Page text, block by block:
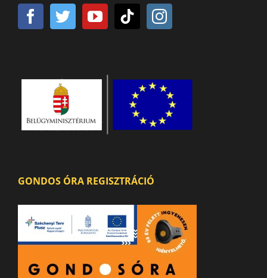
GONDOS ÓRA REGISZTRÁCIÓ